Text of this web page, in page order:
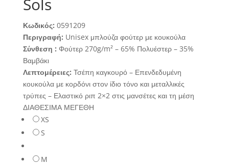
Sols
Κωδικός: 0591209
Περιγραφή: Unisex μπλούζα φούτερ με κουκούλα
Σύνθεση : Φούτερ 270g/m² – 65% Πολυέστερ – 35%
Βαμβάκι
Λεπτομέρειες: Τσέπη καγκουρό – Επενδεδυμένη
κουκούλα με κορδόνι στον ίδιο τόνο και μεταλλικές
τρύπες – Ελαστικό ριπ 2×2 στις μανσέτες και τη μέση
ΔΙΑΘΕΣΙΜΑ ΜΕΓΕΘΗ
XS
S
M